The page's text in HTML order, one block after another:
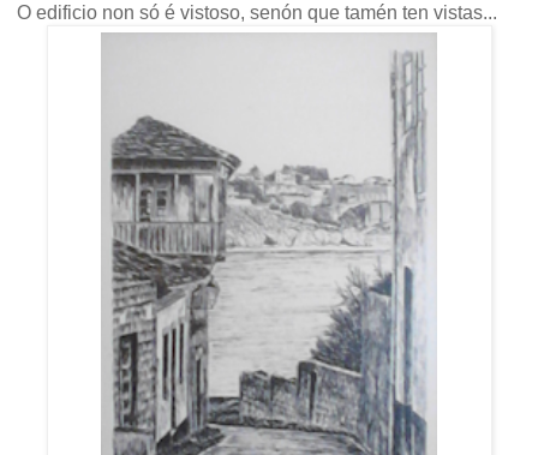
O edificio non só é vistoso, senón que tamén ten vistas...